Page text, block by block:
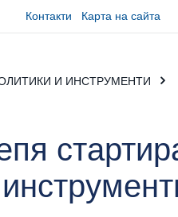
Контакти Карта на сайта
И ИНСТРУМЕНТИ